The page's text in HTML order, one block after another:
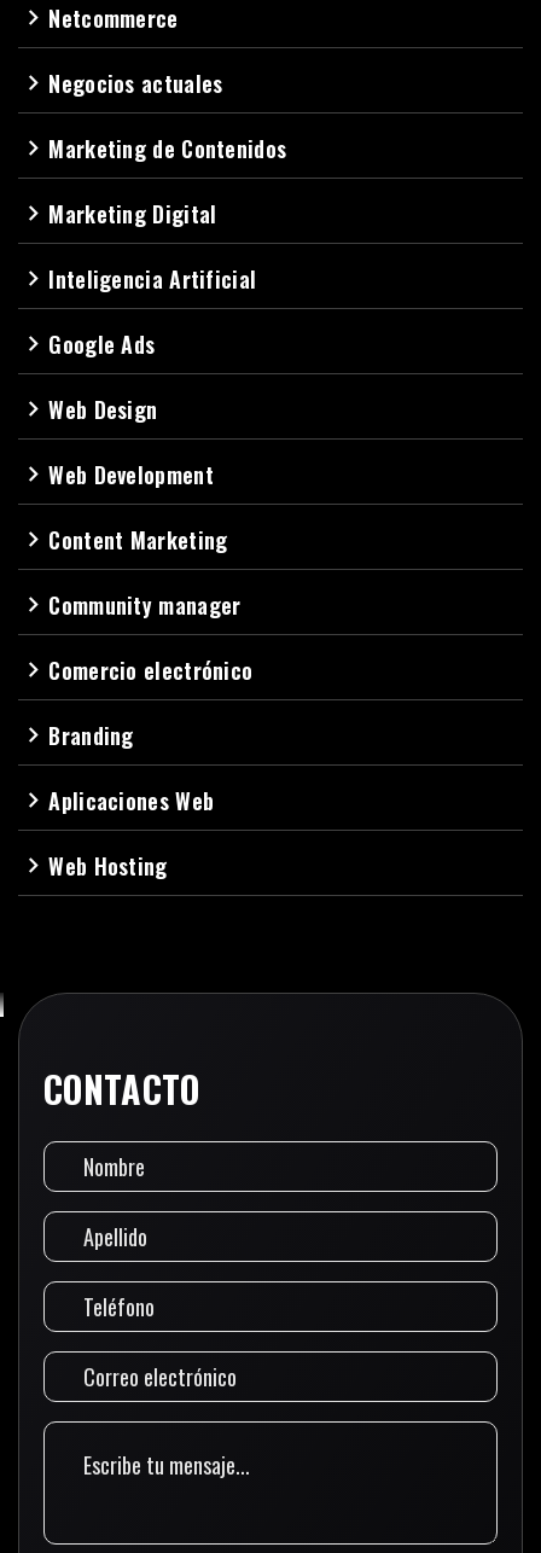
navigate_next Netcommerce
navigate_next Negocios actuales
navigate_next Marketing de Contenidos
navigate_next Marketing Digital
navigate_next Inteligencia Artificial
navigate_next Google Ads
navigate_nextWeb Design
navigate_nextWeb Development
navigate_next Content Marketing
navigate_next Community manager
navigate_next Comercio electrónico
navigate_next Branding
navigate_nextAplicaciones Web
navigate_nextWeb Hosting
CONTACTO